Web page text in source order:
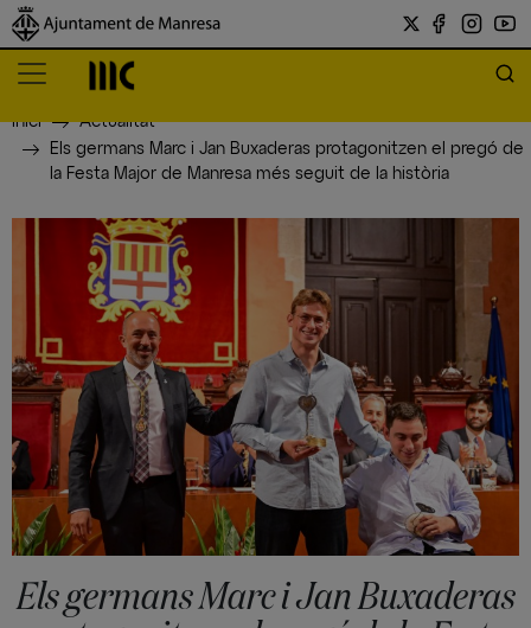
Inici
Actualitat
Els germans Marc i Jan Buxaderas protagonitzen el pregó de
la Festa Major de Manresa més seguit de la història
Els germans Marc i Jan Buxaderas